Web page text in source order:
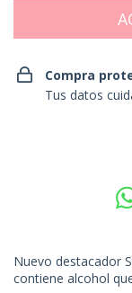
Compra
Tus datos
Nuevo destacador
contiene alcohol